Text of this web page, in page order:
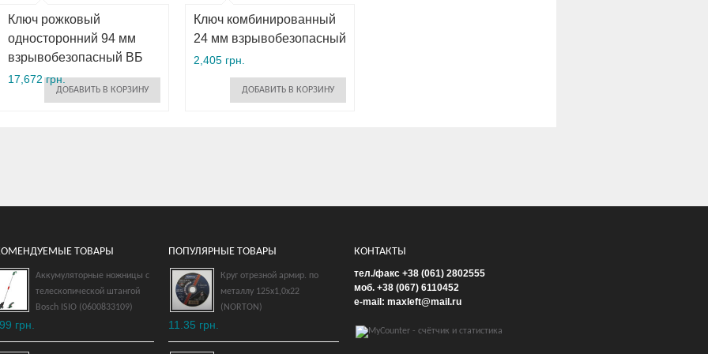
Ключ рожковый
односторонний 94 мм
взрывобезопасный ВБ
17,672 грн.
ДОБАВИТЬ В КОРЗИНУ
Ключ комбинированный
24 мм взрывобезопасный
2,405 грн.
ДОБАВИТЬ В КОРЗИНУ
Ключ комбинированный
32 мм взрывобезопасный
ТОВАРЫ
Аккумуляторные ножницы с
телескопической штангой
Bosch ISIO (0600833109)
грн.
ПОПУЛЯРНЫЕ ТОВАРЫ
Круг отрезной армир. по
металлу 125х1,0х22
(NORTON)
11.35 грн.
КОНТАКТЫ
тел./факс +38 (061) 2802555
моб. +38 (067) 6110452
e-mail: maxleft@mail.ru